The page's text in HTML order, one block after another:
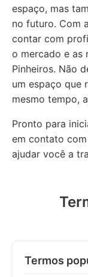
espaço, mas
no futuro. Com
contar com
o mercado e as
Pinheiros. Não
um espaço que
mesmo tempo,
Pronto para
em contato
ajudar você a
Termos